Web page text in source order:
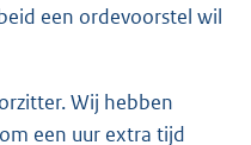
een ordevoorstel wil
Wij hebben
een uur extra tijd